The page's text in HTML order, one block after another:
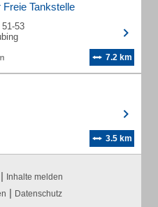
Freie Tankstelle
51-53
7.2 km
3.5 km
| Inhalte melden
| Datenschutz